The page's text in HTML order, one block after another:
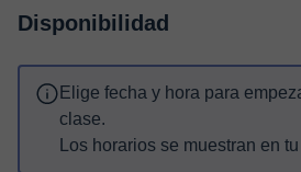
Disponibilidad
Elige fecha y hora para
clase.
Los horarios se muestran en